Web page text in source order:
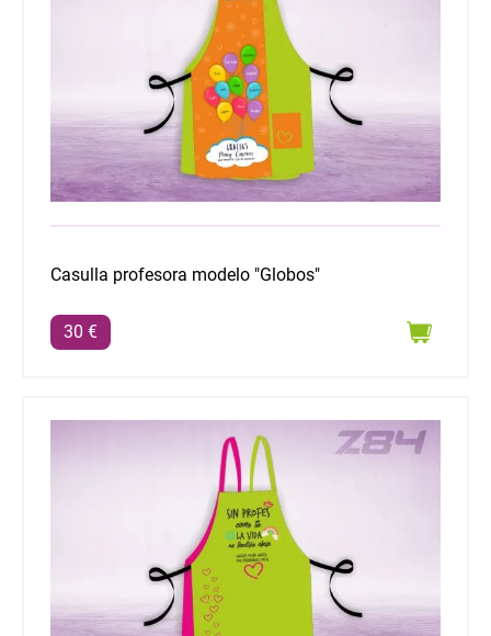
Casulla profesora modelo "Globos"
30 €
Casulla profesora modelo "Sin profes como tú"